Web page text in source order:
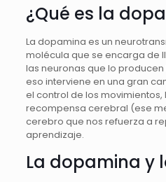
¿Qué es la
La dopamina es un
molécula que se encarga de
las neuronas que lo
eso interviene en una gran
el control de los movimientos,
recompensa cerebral (ese
cerebro que nos refuerza a
aprendizaje.
La dopamina y